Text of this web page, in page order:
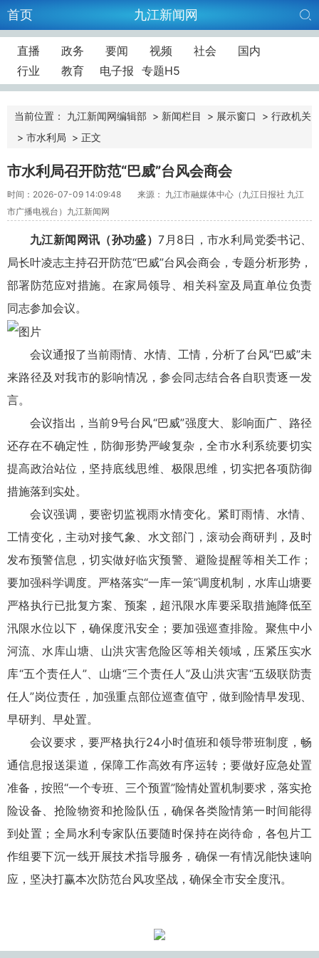
首页 九江新闻网
直播 政务 要闻 视频 社会
国内
行业
教育 电子报 专题H5
当前位置： 九江新闻网编辑部 > 新闻栏目 > 展示窗口 > 行政机关
> 市水利局 > 正文
市水利局召开防范“巴威”台风会商会
时间：2026-07-09 14:09:48
来源： 九江市融媒体中心（九江日报社 九江
市广播电视台）九江新闻网
九江新闻网讯 （孙功盛）7月8日，市水利局党委书记、
局长叶凌志主持召开防范“巴威”台风会商会，专题分析形势，
部署防范应对措施。在家局领导、相关科室及局直单位负责
同志参加会议。
会议通报了当前雨情、水情、工情，分析了台风“巴威”未
来路径及对我市的影响情况，参会同志结合各自职责逐一发
言。
会议指出，当前9号台风“巴威”强度大、影响面广、路径
还存在不确定性，防御形势严峻复杂，全市水利系统要切实
提高政治站位，坚持底线思维、极限思维，切实把各项防御
措施落到实处。
会议强调，要密切监视雨水情变化。紧盯雨情、水情、
工情变化，主动对接气象、水文部门，滚动会商研判，及时
发布预警信息，切实做好临灾预警、避险提醒等相关工作；
要加强科学调度。严格落实“一库一策”调度机制，水库山塘要
严格执行已批复方案、预案，超汛限水库要采取措施降低至
汛限水位以下，确保度汛安全；要加强巡查排险。聚焦中小
河流、水库山塘、山洪灾害危险区等相关领域，压紧压实水
库“五个责任人”、山塘“三个责任人”及山洪灾害“五级联防责
任人”岗位责任，加强重点部位巡查值守，做到险情早发现、
早研判、早处置。
会议要求，要严格执行24小时值班和领导带班制度，畅
通信息报送渠道，保障工作高效有序运转；要做好应急处置
准备，按照“一个专班、三个预置”险情处置机制要求，落实抢
险设备、抢险物资和抢险队伍，确保各类险情第一时间能得
到处置；全局水利专家队伍要随时保持在岗待命，各包片工
作组要下沉一线开展技术指导服务，确保一有情况能快速响
应，坚决打赢本次防范台风攻坚战，确保全市安全度汛。